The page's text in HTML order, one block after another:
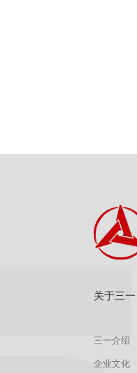
关于三一
三一介绍
企业文化